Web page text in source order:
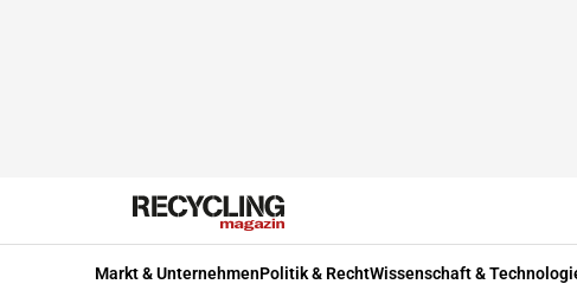
Markt & UnternehmenPolitik & RechtWissenschaft &